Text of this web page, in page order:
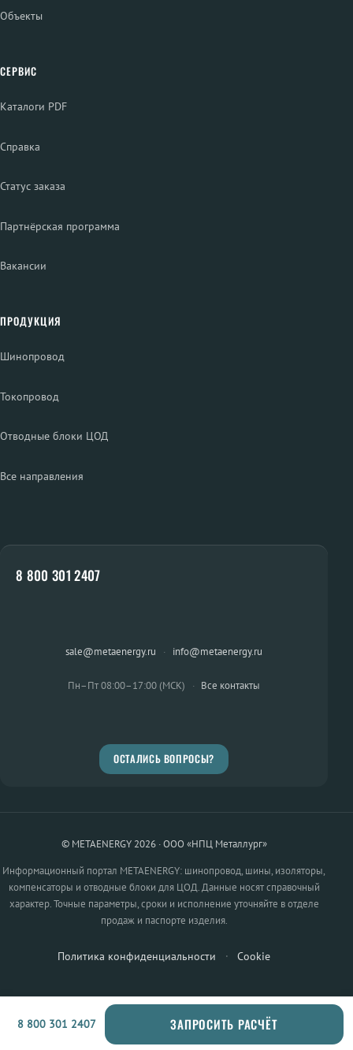
Объекты
СЕРВИС
Каталоги PDF
Справка
Статус заказа
Партнёрская программа
Вакансии
ПРОДУКЦИЯ
Шинопровод
Токопровод
Отводные блоки ЦОД
Все направления
8 800 301 2407
sale@metaenergy.ru · info@metaenergy.ru
Пн–Пт 08:00–17:00 (МСК) · Все контакты
ОСТАЛИСЬ ВОПРОСЫ?
© METAENERGY 2026 · ООО «НПЦ Металлург»
Информационный портал METAENERGY: шинопровод, шины, изоляторы,
компенсаторы и отводные блоки для ЦОД. Данные носят справочный
характер. Точные параметры, сроки и исполнение уточняйте в отделе
продаж и паспорте изделия.
Политика конфиденциальности · Cookie
8 800 301 2407 ЗАПРОСИТЬ РАСЧЁТ